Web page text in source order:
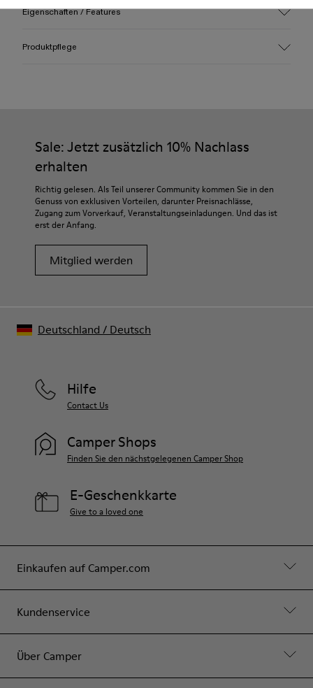
Eigenschaften / Features
Textil / Synthetisch
Herausnehmbares PU-Fußbett
Futter
Elastan), 20% recycelter Polyester
Produktpflege
Ausführliche Pflegehinweise finden Sie in unserer
Schuhpflegeanleitung .
Sale: Jetzt zusätzlich 10% Nachlass
erhalten
Richtig gelesen. Als Teil unserer Community kommen Sie in den
Genuss von exklusiven Vorteilen, darunter Preisnachlässe,
Zugang zum Vorverkauf, Veranstaltungseinladungen. Und das ist
erst der Anfang.
Mitglied werden
Einkaufen auf Camper.com
Kundenservice
Über Camper
Hilfe
Contact Us
Camper Shops
Finden Sie den nächstgelegenen Camper Shop
E-Geschenkkarte
Give to a loved one
Deutschland / Deutsch